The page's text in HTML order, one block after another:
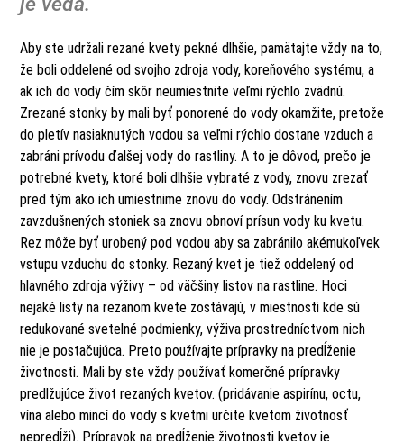
Aby ste udržali rezané kvety pekné dlhšie, pamätajte vždy na to,
že boli oddelené od svojho zdroja vody, koreňového systému, a
ak ich do vody čím skôr neumiestnite veľmi rýchlo zvädnú.
Zrezané stonky by mali byť ponorené do vody okamžite, pretože
do pletív nasiaknutých vodou sa veľmi rýchlo dostane vzduch a
zabráni prívodu ďalšej vody do rastliny. A to je dôvod, prečo je
potrebné kvety, ktoré boli dlhšie vybraté z vody, znovu zrezať
pred tým ako ich umiestnime znovu do vody. Odstránením
zavzdušnených stoniek sa znovu obnoví prísun vody ku kvetu.
Rez môže byť urobený pod vodou aby sa zabránilo akémukoľvek
vstupu vzduchu do stonky. Rezaný kvet je tiež oddelený od
hlavného zdroja výživy – od väčšiny listov na rastline. Hoci
nejaké listy na rezanom kvete zostávajú, v miestnosti kde sú
redukované svetelné podmienky, výživa prostredníctvom nich
nie je postačujúca. Preto používajte prípravky na predĺženie
životnosti. Mali by ste vždy používať komerčné prípravky
predlžujúce život rezaných kvetov. (pridávanie aspirínu, octu,
vína alebo mincí do vody s kvetmi určite kvetom životnosť
nepredĺži). Prípravok na predĺženie životnosti kvetov je